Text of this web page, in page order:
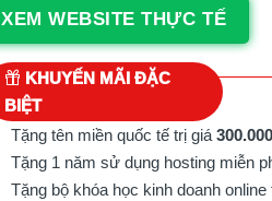
XEM WEBSITE THỰC TẾ
KHUYẾN MÃI ĐẶC
BIỆT
Tặng tên miền quốc tế trị giá
Tặng 1 năm sử dụng hosting miễn
Tặng bộ khóa học kinh doanh online